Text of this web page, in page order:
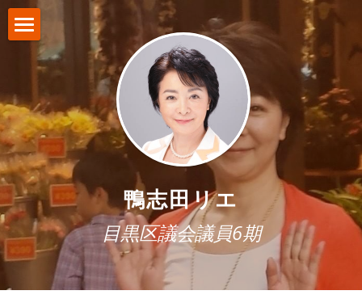
鴨志田リエ
目黒区議会議員6期
ホーム
鴨志田リエ・プロフィールと経歴
鴨志田リエ・公式ブログ
鴨志田リエの政策
目黒区政報告「いいかも通信」
お問い合わせ
POWERED BY